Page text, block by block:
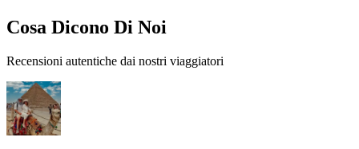
Cosa Dicono Di Noi
Recensioni autentiche dai nostri viaggiatori